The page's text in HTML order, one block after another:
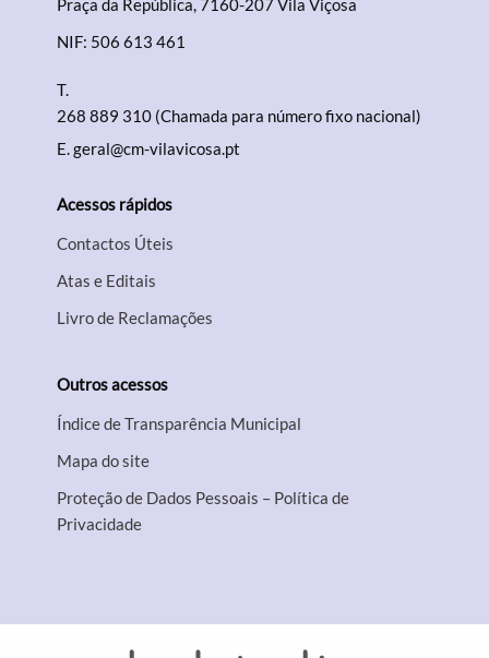
Praça da República, 7160-207 Vila Viçosa
NIF: 506 613 461
T.
268 889 310 (Chamada para número fixo nacional)
E.geral@cm-vilavicosa.pt
Acessos rápidos
Contactos Úteis
Atas e Editais
Livro de Reclamações
Outros acessos
Índice de Transparência Municipal
Mapa do site
Proteção de Dados Pessoais – Política de
Privacidade